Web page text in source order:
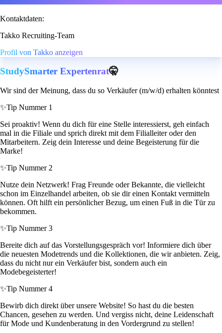
Kontaktdaten:
Takko Recruiting-Team
Profil von Takko anzeigen
StudySmarter Expertenrat🤫
Wir sind der Meinung, dass du so Verkäufer (m/w/d) erhalten könntest
✨Tip Nummer 1
Sei proaktiv! Wenn du dich für eine Stelle interessierst, geh einfach
mal in die Filiale und sprich direkt mit dem Filialleiter oder den
Mitarbeitern. Zeig dein Interesse und deine Begeisterung für die
Marke!
✨Tip Nummer 2
Nutze dein Netzwerk! Frag Freunde oder Bekannte, die vielleicht
schon im Einzelhandel arbeiten, ob sie dir einen Kontakt vermitteln
können. Oft hilft ein persönlicher Bezug, um einen Fuß in die Tür zu
bekommen.
✨Tip Nummer 3
Bereite dich auf das Vorstellungsgespräch vor! Informiere dich über
die neuesten Modetrends und die Kollektionen, die wir anbieten. Zeig,
dass du nicht nur ein Verkäufer bist, sondern auch ein
Modebegeisterter!
✨Tip Nummer 4
Bewirb dich direkt über unsere Website! So hast du die besten
Chancen, gesehen zu werden. Und vergiss nicht, deine Leidenschaft
für Mode und Kundenberatung in den Vordergrund zu stellen!